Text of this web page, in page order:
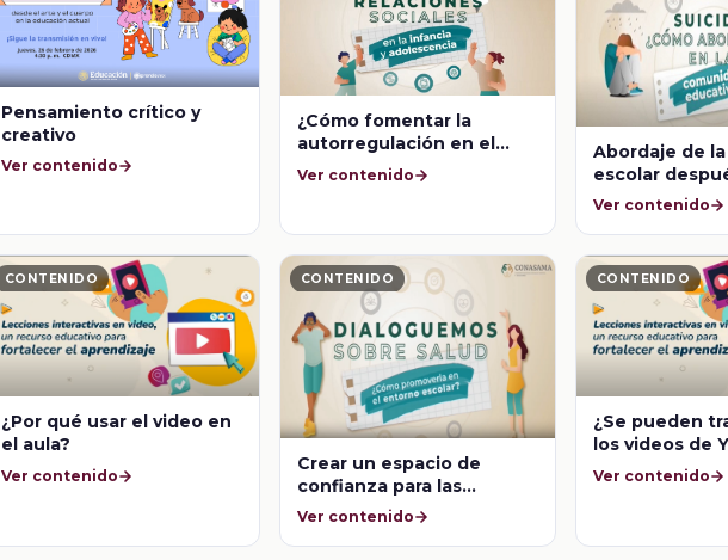
Pensamiento crítico y
creativo
Ver contenido
¿Cómo fomentar la
autorregulación en el
aula?
Ver contenido
Abordaje de
escolar
evento de
Ver contenido
CONTENIDO
¿Por qué usar el video en
el aula?
Ver contenido
CONTENIDO
Crear un espacio de
confianza para las
adolescencias
Ver contenido
CONTENIDO
¿Se pueden
los videos de
Ver contenido